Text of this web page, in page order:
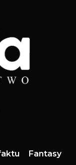
Fantasy